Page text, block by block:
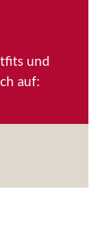
und
auf: